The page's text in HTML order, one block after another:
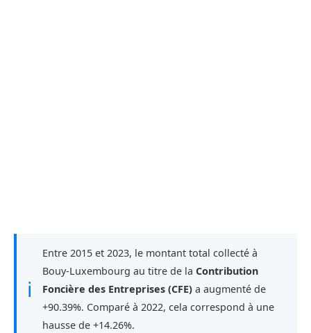
ℹ
Entre 2015 et 2023, le montant total collecté à
Bouy-Luxembourg au titre de la Contribution
Foncière des Entreprises (CFE) a augmenté de
+90.39%. Comparé à 2022, cela correspond à une
hausse de +14.26%.